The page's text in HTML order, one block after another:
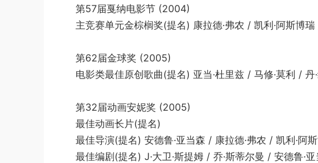
第57届戛纳电影节 (2004)
主竞赛单元金棕榈奖(提名) 康拉德·弗农 / 凯利·阿斯博瑞
第62届金球奖 (2005)
电影类最佳原创歌曲(提名) 亚当·杜里兹 / 马修·莫利 / 丹·
第32届动画安妮奖 (2005)
最佳动画长片(提名)
最佳导演(提名) 安德鲁·亚当森 / 康拉德·弗农 / 凯利·阿
最佳编剧(提名) J·大卫·斯提姆 / 乔·斯蒂尔曼 / 安德鲁·亚